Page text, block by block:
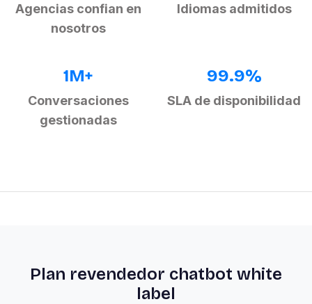
Agencias confian en
nosotros
Idiomas admitidos
1M+
Conversaciones
gestionadas
99.9%
SLA de disponibilidad
Plan revendedor chatbot white
label